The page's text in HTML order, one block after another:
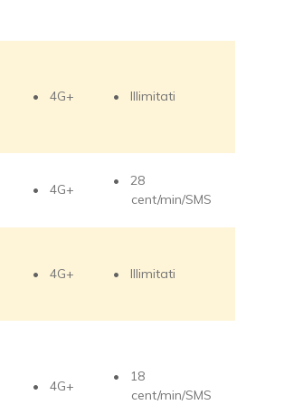
4G+ Illimitati
4G+
28
cent/min/SMS
4G+ Illimitati
4G+
18
cent/min/SMS